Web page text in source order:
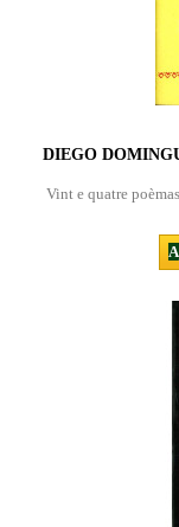
DIEGO
Vint e quatre